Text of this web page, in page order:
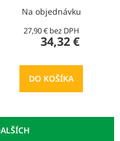
Na objednávku
27,90 € bez DPH
34,32 €
DO KOŠÍKA